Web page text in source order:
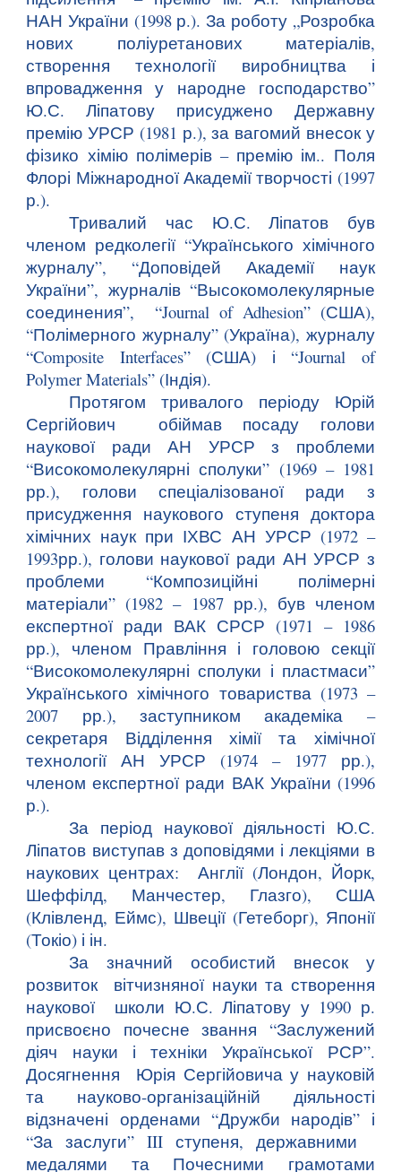
НАН України (1998 р.). За роботу „Розробка
нових поліуретанових матеріалів,
створення технології виробництва і
впровадження у народне господарство”
Ю.С. Ліпатову присуджено Державну
премію УРСР (1981 р.), за вагомий внесок у
фізико хімію полімерів – премію ім.. Поля
Флорі Міжнародної Академії творчості (1997
р.).
Тривалий час Ю.С. Ліпатов був
членом редколегії “Українського хімічного
журналу”, “Доповідей Академії наук
України”, журналів “Высокомолекулярные
соединения”, “Journal of Adhesion” (США),
“Полімерного журналу” (Україна), журналу
“Composite Interfaces” (США) і “Journal of
Polymer Materials” (Індія).
Протягом тривалого періоду Юрій
Сергійович обіймав посаду голови
наукової ради АН УРСР з проблеми
“Високомолекулярні сполуки” (1969 – 1981
рр.), голови спеціалізованої ради з
присудження наукового ступеня доктора
хімічних наук при ІХВС АН УРСР (1972 –
1993рр.), голови наукової ради АН УРСР з
проблеми “Композиційні полімерні
матеріали” (1982 – 1987 рр.), був членом
експертної ради ВАК СРСР (1971 – 1986
рр.), членом Правління і головою секції
“Високомолекулярні сполуки і пластмаси”
Українського хімічного товариства (1973 –
2007 рр.), заступником академіка –
секретаря Відділення хімії та хімічної
технології АН УРСР (1974 – 1977 рр.),
членом експертної ради ВАК України (1996
р.).
За період наукової діяльності Ю.С.
Ліпатов виступав з доповідями і лекціями в
наукових центрах: Англії (Лондон, Йорк,
Шеффілд, Манчестер, Глазго), США
(Клівленд, Еймс), Швеції (Гетеборг), Японії
(Токіо) і ін.
За значний особистий внесок у
розвиток вітчизняної науки та створення
наукової школи Ю.С. Ліпатову у 1990 р.
присвоєно почесне звання “Заслужений
діяч науки і техніки Української РСР”.
Досягнення Юрія Сергійовича у науковій
та науково-організаційній діяльності
відзначені орденами “Дружби народів” і
“За заслуги” III ступеня, державними
медалями та Почесними грамотами